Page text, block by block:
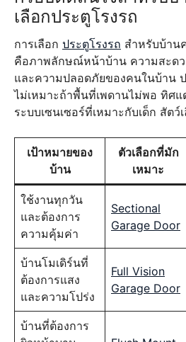
เลือกประตูโรงรถ
การเลือก ประตูโรงรถ สำหรับบ้าน
คือภาพลักษณ์หน้าบ้าน ความสะด
และความปลอดภัยของคนในบ้าน
ไม่เหมาะถ้าพื้นที่เพดานไม่พอ ทิศแ
ระบบเซนเซอร์ที่เหมาะกับเด็ก สัตว์
เป้าหมายของ
บ้าน
ตัวเลือกที่มัก
เหมาะ
ใช้งานทุกวัน
และต้องการ
ความคุ้มค่า
Sectional
Garage Door
บ้านโมเดิร์นที่
ต้องการแสง
และความโปร่ง
Full Vision
Garage Door
บ้านที่ต้องการ